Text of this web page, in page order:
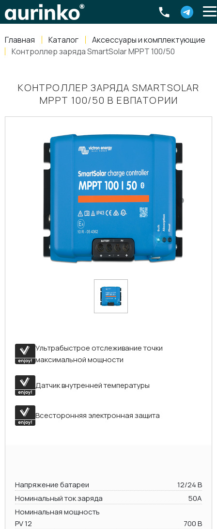
Главная Каталог
Аксессуары и комплектующие
Контроллер заряда SmartSolar MPPT 100/50
КОНТРОЛЛЕР ЗАРЯДА SMARTSOLAR
MPPT 100/50 В ЕВПАТОРИИ
Ультрабыстрое отслеживание точки
максимальной мощности
Датчик внутренней температуры
Всесторонняя электронная защита
Напряжение батареи
12/24 В
Номинальный ток заряда
50А
Номинальная мощность
PV 12
700 В
Россия, Свердловская область Екатеринбург ,
8-800-770-79-40